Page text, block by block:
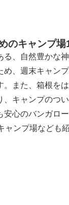
のキャンプ場
る、自然豊かな
め、週末キャン
。また、箱根を
、キャンプのつ
安心のバンガロ
ャンプ場なども